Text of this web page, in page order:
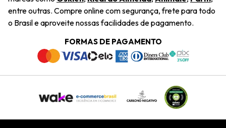
Sustentabilidade
Navegando
Termos e Condições
Trabalhe Conosco
Dúvidas Frequentes
Termos e Condições
Política de Privacidade
entre outras. Compre online com segurança, frete para todo
o Brasil e aproveite nossas facilidades de pagamento.
FORMAS DE PAGAMENTO